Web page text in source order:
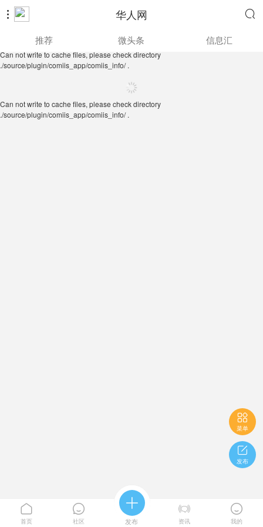
 华人网 
./source/plugin/comiis_app/comiis_info/ .
推荐 微头条 信息汇
Can not write to cache files, please check directory
./source/plugin/comiis_app/comiis_info/ .

菜单

发布

首页

社区

发布

资讯

我的
Can not write to cache files, please check directory
./source/plugin/comiis_app/comiis_info/ .